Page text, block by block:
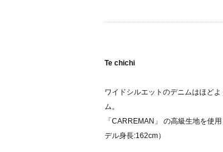
Te chichi
ワイドシルエットのデニムはほど
ム。
「CARREMAN」 の高級生地を使
デル身長:162cm）